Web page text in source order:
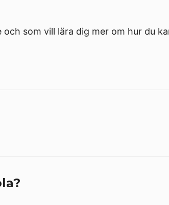
som vill lära dig mer om hur du